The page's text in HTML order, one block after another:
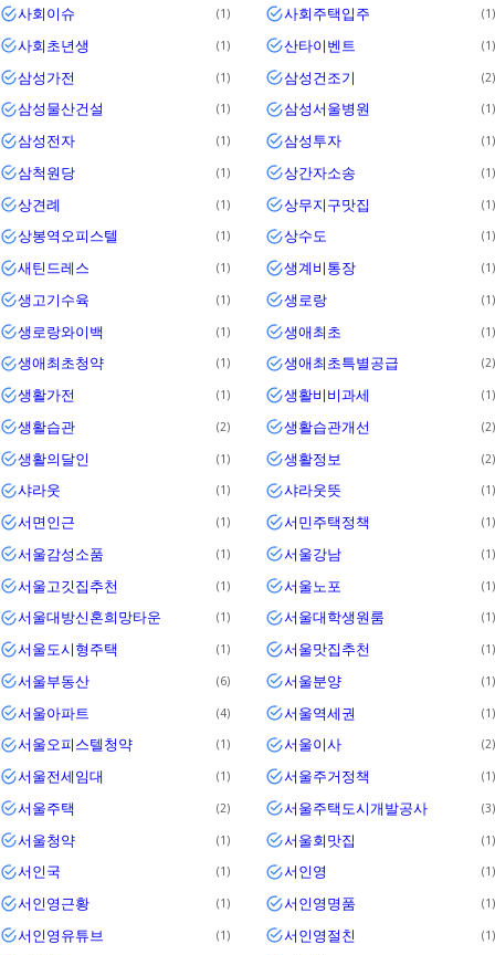
사회이슈 1 사회주택입주 1
사회초년생 1 산타이벤트 1
삼성가전 1 삼성건조기 2
삼성물산건설 1 삼성서울병원 1
삼성전자 1 삼성투자 1
삼척원당 1 상간자소송 1
상견례 1 상무지구맛집 1
상봉역오피스텔 1 상수도 1
새틴드레스 1 생계비통장 1
생고기수육 1 생로랑 1
생로랑와이백 1 생애최초 1
생애최초청약 1 생애최초특별공급 2
생활가전 1 생활비비과세 1
생활습관 2 생활습관개선 2
생활의달인 1 생활정보 2
샤라웃 1 샤라웃뜻 1
서면인근 1 서민주택정책 1
서울감성소품 1 서울강남 1
서울고깃집추천 1 서울노포 1
서울대방신혼희망타운 1 서울대학생원룸 1
서울도시형주택 1 서울맛집추천 1
서울부동산 6 서울분양 1
서울아파트 4 서울역세권 1
서울오피스텔청약 1 서울이사 2
서울전세임대 1 서울주거정책 1
서울주택 2 서울주택도시개발공사 3
서울청약 1 서울회맛집 1
서인국 1 서인영 1
서인영근황 1 서인영명품 1
서인영유튜브 1 서인영절친 1